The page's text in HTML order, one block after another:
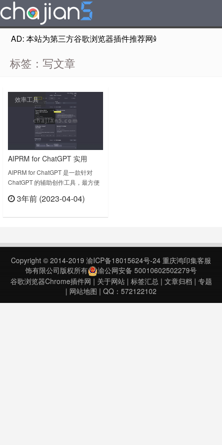
AD: 本站为第三方谷歌浏览器插件推荐网站，非Google
标签：写文章
效率工具
AIPRM for ChatGPT 实用
ChatGPT 提示词模板库 创作
文章只需要一个标题就行了
AIPRM for ChatGPT 是一款针对
ChatGPT 的辅助创作工具，最方便
用语、文字风格，想它风趣一点或是
生成SEO关键词、视频脚本、论
询、食谱、分析财报等等，要让
3年前 (2023-04-04)
Copyright © 2014-2019 渝ICP备18015624号-24 重庆鸿印集客服
饰有限公司版权所有
渝公网安备 50010602502279号
谷歌浏览器Chrome插件网 | 关于网站| 标签汇总| 文章归档 | 专题
| 网站地图 | QQ：572122102